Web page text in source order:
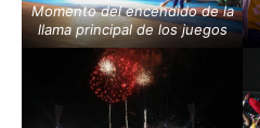
Momento del encendido de la
llama principal de los juegos